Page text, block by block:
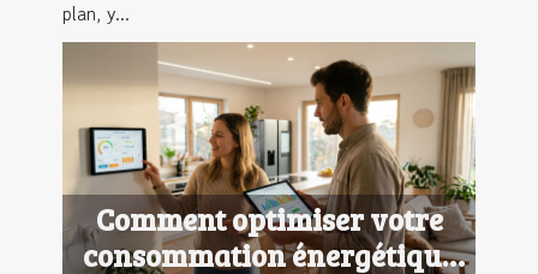
plan, y...
Comment optimiser votre
consommation énergétique